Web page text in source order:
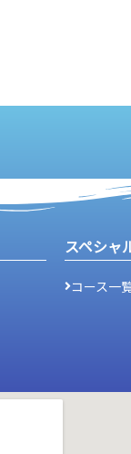
スペシャ
コース一